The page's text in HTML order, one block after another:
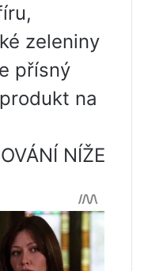
zeleniny
přísný
na
NÍŽE